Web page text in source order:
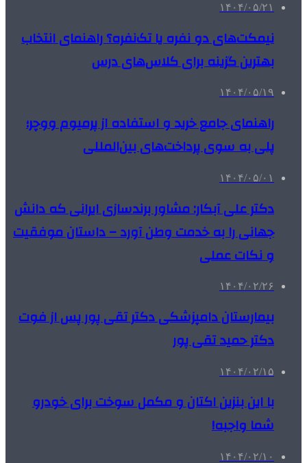
۱۴۰۴/۰۵/۲۱
نیمکت‌های دو نفره یا تک‌نفره؟ راهنمای انتخاب
بهترین گزینه برای کلاس‌های درس
۱۴۰۴/۰۵/۱۹
راهنمای جامع خرید و استفاده از پرمیوم ووچر؛
پلی به سوی پرداخت‌های بین‌المللی
۱۴۰۴/۰۵/۰۱
دکتر علی آبکار: مشاور برندسازی ایرانی که دانش
جهانی را به خدمت وطن آورد – داستان موفقیت
و نکات عملی
۱۴۰۴/۰۲/۲۶
بیمارستان دامپزشکی دکتر تقی پور پس از فوت
دکتر حمید تقی پور
۱۴۰۴/۰۲/۱۵
با این بنزین اکتان و مکمل سوخت برای خودرو
شما واجبه!
۱۴۰۴/۰۲/۱۰